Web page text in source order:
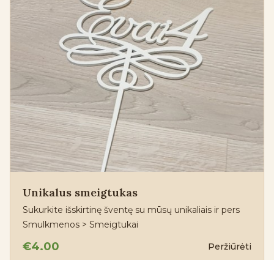
Unikalus smeigtukas
Sukurkite išskirtinę šventę su mūsų unikaliais ir pers
Smulkmenos > Smeigtukai
€4.00 Peržiūrėti